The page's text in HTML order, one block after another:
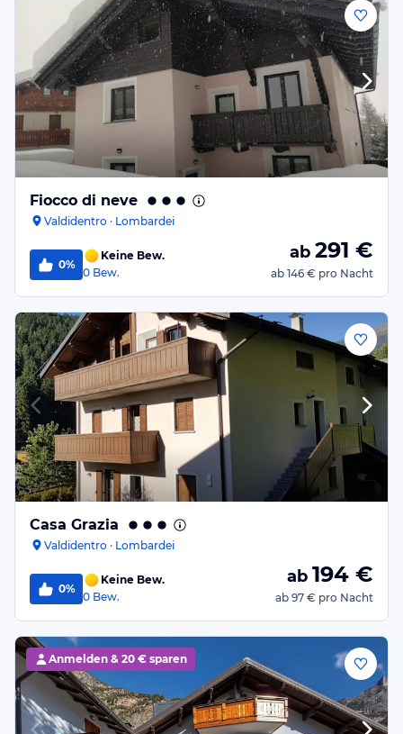
Fiocco di neve
Valdidentro · Lombardei
0%
Keine Bew.
0 Bew.
ab 291 €
ab 146 € pro Nacht
Casa Grazia
Valdidentro · Lombardei
0%
Keine Bew.
0 Bew.
ab 194 €
ab 97 € pro Nacht
Anmelden & 20 € sparen